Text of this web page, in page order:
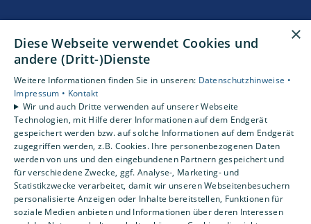
Privatkunden
Gewerbekunden
Karriere
Unternehmen
Kontakt
Um externe HTML-Inhalte anzuzeigen,
benötigen wir Ihre Einwilligung.
Weitere Informationen finden Sie in unserer
Datenschutzerklärung.
×
Diese Webseite verwendet Cookies und
andere (Dritt-)Dienste
Weitere Informationen finden Sie in unseren: Datenschutzhinweise •
Impressum • Kontakt
Wir und auch Dritte verwenden auf unserer Webseite
Technologien, mit Hilfe derer Informationen auf dem Endgerät
gespeichert werden bzw. auf solche Informationen auf dem Endgerät
zugegriffen werden, z.B. Cookies. Ihre personenbezogenen Daten
werden von uns und den eingebundenen Partnern gespeichert und
für verschiedene Zwecke, ggf. Analyse-, Marketing- und
Statistikzwecke verarbeitet, damit wir unseren Webseitenbesuchern
personalisierte Anzeigen oder Inhalte bereitstellen, Funktionen für
soziale Medien anbieten und Informationen über deren Interessen